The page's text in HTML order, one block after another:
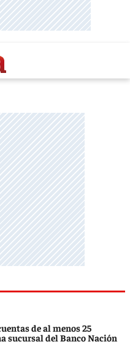
de al menos 25
sucursal del Banco Nación